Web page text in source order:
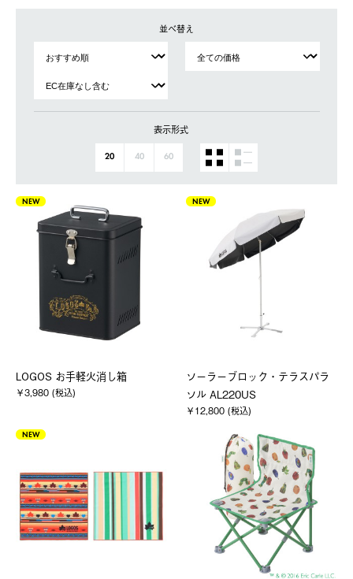
並べ替え
表示形式
20 40 60
NEW
LOGOS お手軽火消し箱
￥3,980 (税込)
NEW
ソーラーブロック・テラスパラ
ソル AL220US
￥12,800 (税込)
NEW